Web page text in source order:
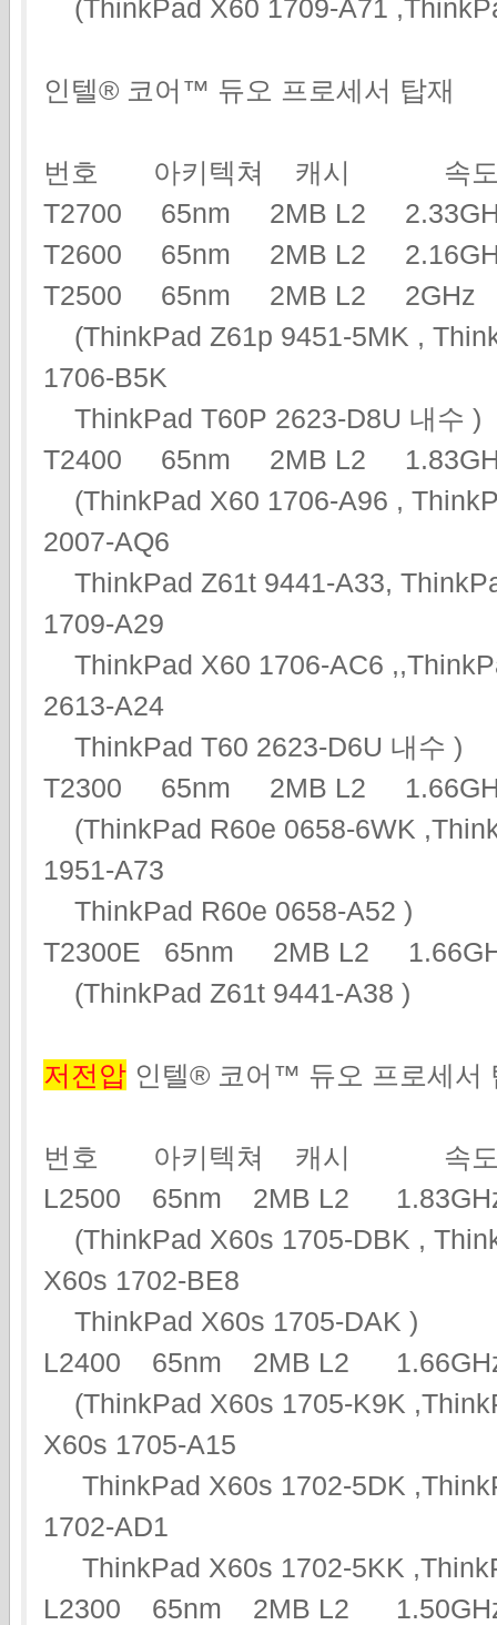
(ThinkPad X60 1709-A71
인텔® 코어™ 듀오 프로세서 탑재
번호 아키텍쳐 캐시 속도
T2700 65nm 2MB L2
T2600 65nm 2MB L2
T2500 65nm 2MB L2
(ThinkPad Z61p 9451-5MK ,
1706-B5K
ThinkPad T60P 2623-D8U 내수 )
T2400 65nm 2MB L2
(ThinkPad X60 1706-A96 ,
2007-AQ6
ThinkPad Z61t 9441-A33,
1709-A29
ThinkPad X60 1706-AC6
2613-A24
ThinkPad T60 2623-D6U 내수 )
T2300 65nm 2MB L2
(ThinkPad R60e 0658-6WK
1951-A73
ThinkPad R60e 0658-A52 )
T2300E 65nm 2MB L2
(ThinkPad Z61t 9441-A38 )
저전압 인텔® 코어™ 듀오 프로세서
번호 아키텍쳐 캐시 속도
L2500 65nm 2MB L2
(ThinkPad X60s 1705-DBK ,
X60s 1702-BE8
ThinkPad X60s 1705-DAK )
L2400 65nm 2MB L2
(ThinkPad X60s 1705-K9K
X60s 1705-A15
ThinkPad X60s 1702-5DK
1702-AD1
ThinkPad X60s 1702-5KK
L2300 65nm 2MB L2